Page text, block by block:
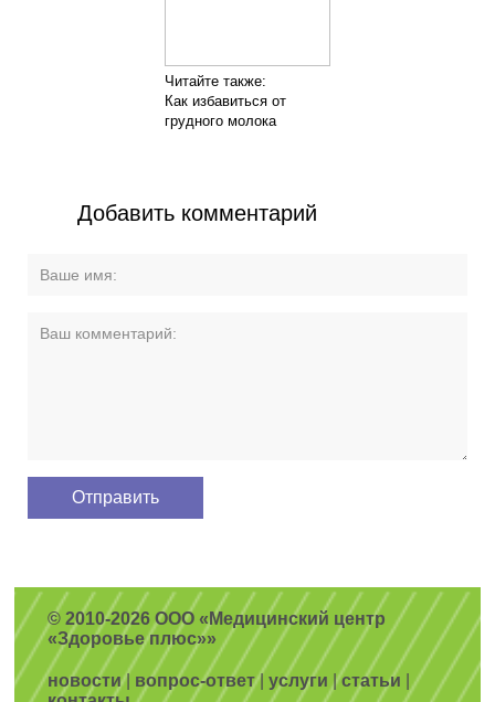
Читайте также:
Как избавиться от
грудного молока
Добавить комментарий
© 2010-2026 ООО «Медицинский центр
«Здоровье плюс»»
новости| вопрос-ответ|услуги |статьи